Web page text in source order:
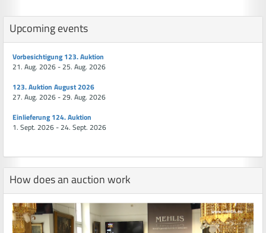
Upcoming events
Vorbesichtigung 123. Auktion
21. Aug. 2026 - 25. Aug. 2026
123. Auktion August 2026
27. Aug. 2026 - 29. Aug. 2026
Einlieferung 124. Auktion
1. Sept. 2026 - 24. Sept. 2026
How does an auction work